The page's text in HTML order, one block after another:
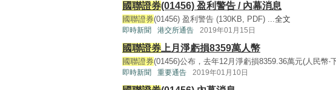
國聯證券(01456) 盈利警告 / 內幕消息
國聯證券(01456) 盈利警告 (130KB, PDF) ...全文
即時新聞 港交所通告 2019年01月15日
國聯證券 上月淨虧損8359萬人幣
國聯證券(01456)公布，去年12月淨虧損8359.36萬元(人民幣
即時新聞 重要通告 2019年01月10日